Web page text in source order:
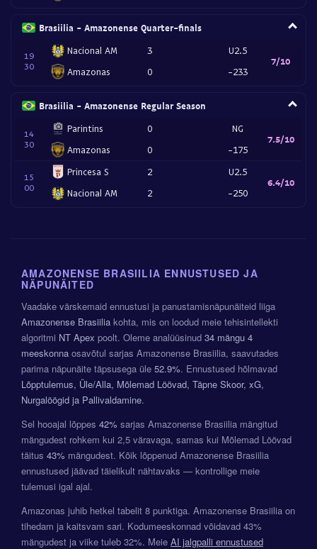
Brasiilia - Amazonense Quarter-finals
19
30
Nacional AM
Amazonas
3
0
U2.5
-233
7/10
Brasiilia - Amazonense Regular Season
14
30
Parintins
Amazonas
0
0
NG
-175
7.5/10
15
00
Princesa S
Nacional AM
2
2
U2.5
-250
6.4/10
AMAZONENSE BRASIILIA ENNUSTUSED JA
NÄPUNÄITED
Vaadake värskemaid ennustusi ja panustamisnäpunäiteid liiga
Amazonense Brasiilia kohta, mis on loodud meie tehisintellekti
algoritmi NT Apex poolt. Oleme analüüsinud 34 mängu 4
meeskonna osavõtul sarjas Amazonense Brasiilia, saavutades
parima näpunäite täpsusega üle 52.9%. Ennustused hõlmavad
Lõpptulemus, Üle/Alla, Mõlemad Löövad, Täpne Skoor, xG,
Nurgalöögid ja Pallivaldamine.
Sel hooajal lõppes 42% sarjas Amazonense Brasiilia mängitud
mängudest rohkem kui 2,5 väravaga, samas kui Mõlemad Löövad
täitus 43% mängudest. Kõik lõppenud Amazonense Brasiilia
ennustused jäävad täielikult nähtavaks — kontrollige meie
tulemusi igal ajal.
Amazonas juhib hetkel tabelit 8 punktiga. Amazonense Brasiilia on
tihedam ja kaitsvam sari. Kodumeeskonnad võidavad 43%
mängudest ja viike tuleb 32%. Meie AI jalgpalli ennustused